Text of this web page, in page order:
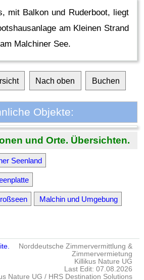
mit Balkon und Ruderboot, liegt
am Kleinen Strand
Malchiner See.
Nach oben Buchen
Objekte:
und Orte. Übersichten.
Seenland
Malchin und Umgebung
Norddeutsche Zimmervermittlung &
Zimmervermietung
Killikus Nature UG
Last Edit: 07.08.2026
Nature UG / HRS Destination Solutions